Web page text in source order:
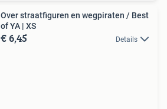
Over straatfiguren en wegpiraten / Best
of YA | XS
€ 6,45 Details